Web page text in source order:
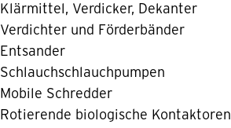
Klärmittel, Verdicker, Dekanter
Verdichter und Förderbänder
Entsander
Schlauchschlauchpumpen
Mobile Schredder
Rotierende biologische Kontaktoren